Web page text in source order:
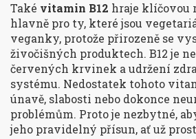
Také vitamin B12 hraje klíčovou
hlavně pro ty, které jsou
veganky, protože přirozeně se
živočišných produktech. B12 je
červených krvinek a udržení
systému. Nedostatek tohoto
únavě, slabosti nebo dokonce
problémům. Proto je nezbytné,
jeho pravidelný přísun, ať už